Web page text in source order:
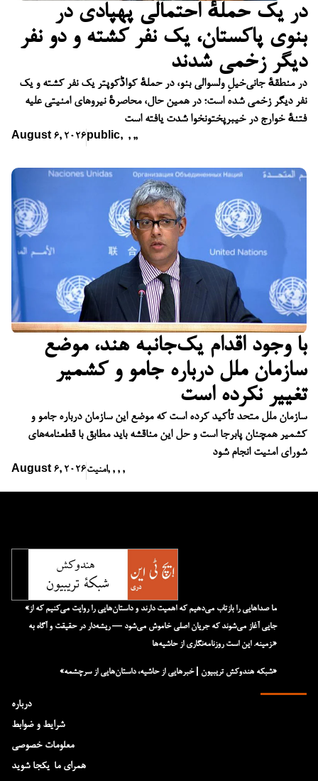
در یک حملهٔ احتمالی پهپادی در
بنوی پاکستان، یک نفر کشته و دو نفر
دیگر زخمی شدند
در منطقهٔ جانی‌خیلِ ولسوالی بنو، در حملهٔ کواڈکوپتر یک نفر کشته و یک
نفر دیگر زخمی شده است؛ در همین حال، محاصرهٔ نیروهای امنیتی علیه
فتنهٔ خوارج در خیبرپختونخوا شدت یافته است
August 6, 2026 public, ,,,
با وجود اقدام یک‌جانبه هند، موضع
سازمان ملل درباره جامو و کشمیر
تغییر نکرده است
سازمان ملل متحد تأکید کرده است که موضع این سازمان درباره جامو و
کشمیر همچنان پابرجا است و حل این مناقشه باید مطابق با قطعنامه‌های
شورای امنیت انجام شود
August 6, 2026امنیت, , , ,
درباره
شرایط و ضوابط
معلومات خصوصی
همرای ما-یکجا شوید
«ما صداهایی را بازتاب می‌دهیم که اهمیت دارند و داستان‌هایی را روایت می‌کنیم که از
جایی آغاز می‌شوند که جریان اصلی خاموش می‌شود — ریشه‌دار در حقیقت و آگاه به
زمینه. این است روزنامه‌نگاری از حاشیه‌ها.»
«شبکه هند‌و‌کش تریبیون | خبرهایی از حاشیه، داستان‌هایی از سرچشمه»